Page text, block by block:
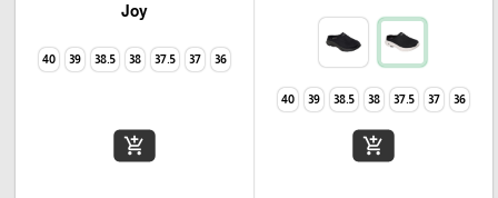
36
37
37.5
38
38.5
39
40
add_shopping_cart
Joy
36
37
37.5
38
38.5
39
40
add_shopping_cart